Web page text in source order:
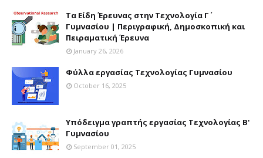
Τα Είδη Έρευνας στην Τεχνολογία Γ΄
Γυμνασίου | Περιγραφική, Δημοσκοπική και
Πειραματική Έρευνα
January 26, 2026
Φύλλα εργασίας Τεχνολογίας Γυμνασίου
October 16, 2025
Υπόδειγμα γραπτής εργασίας Τεχνολογίας Β'
Γυμνασίου
September 01, 2025